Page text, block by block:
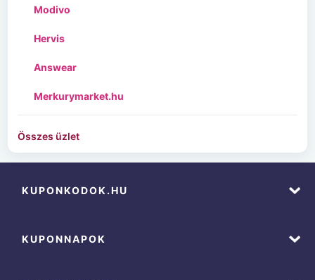
Modivo
Hervis
Answear
Merkurymarket.hu
Összes üzlet
KUPONKODOK.HU
KUPONNAPOK